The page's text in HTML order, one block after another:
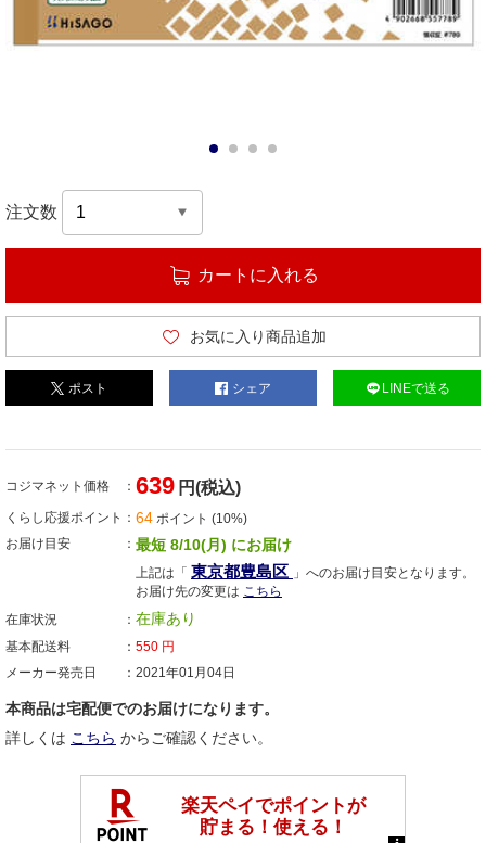
注文数
カートに入れる
お気に入り商品追加
ポスト シェア LINEで送る
コジマネット価格 639 円(税込)
くらし応援ポイント 64 ポイント (10%)
お届け目安
最短 8/10(月) にお届け
上記は「 東京都豊島区 」へのお届け目安となります。
お届け先の変更は こちら
在庫状況
在庫あり
基本配送料 550 円
メーカー発売日
2021年01月04日
本商品は宅配便でのお届けになります。
詳しくは こちら からご確認ください。